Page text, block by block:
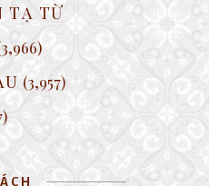
TẠ TỪ
(3,957)